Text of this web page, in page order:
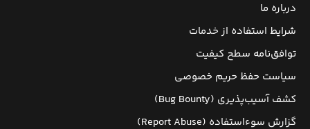
درباره ما
شرایط استفاده از خدمات
توافق‌نامه سطح کیفیت
سیاست حفظ حریم خصوصی
کشف آسیب‌پذیری (Bug Bounty)
گزارش سوءاستفاده (Report Abuse)